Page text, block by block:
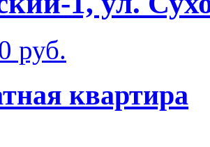
руб.
квартира